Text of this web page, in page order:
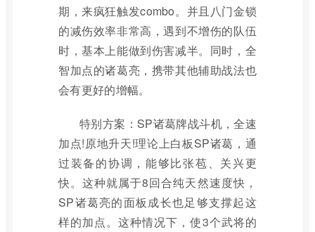
期，来疯狂触发combo。并且八门金锁
的减伤效率非常高，遇到不增伤的队伍
时，基本上能做到伤害减半。同时，全
智加点的诸葛亮，携带其他辅助战法也
会有更好的增幅。
特别方案：SP诸葛牌战斗机，全速
加点!原地升天!理论上白板SP诸葛，通
过装备的协调，能够比张苞、关兴更
快。这种就属于8回合纯天然速度快，
SP诸葛亮的面板成长也足够支撑起这
样的加点。这种情况下，使3个武将的